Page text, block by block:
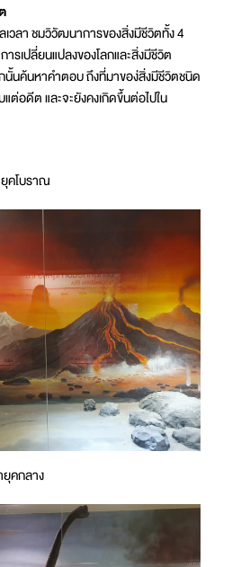
เวลา ชมวิวัฒนาการของสิ่งมีชีวิตทั้ง 4
ารเปลี่ยนแปลงของโลกและสิ่งมีชีวิต
นค้นหาคำตอบ ถึงที่มาของ่สิ่งมีชีวิตชนิด
ต่อดีต และจะยังคงเกิดขึ้นต่อไปใน
คโบราณ
คกลาง